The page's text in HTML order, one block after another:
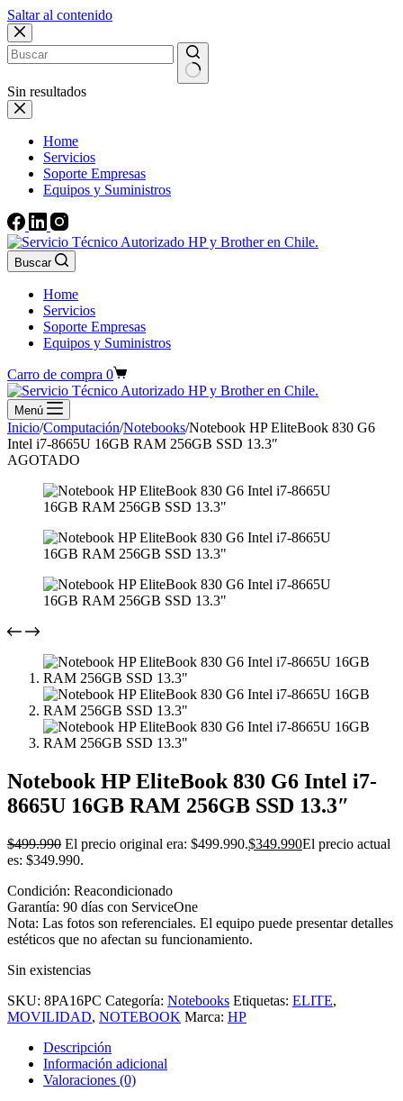
Saltar al contenido
Sin resultados
Home
Servicios
Soporte Empresas
Equipos y Suministros
Buscar
Home
Servicios
Soporte Empresas
Equipos y Suministros
Carro de compra 0
Menú
Inicio/Computación/Notebooks/Notebook HP EliteBook 830 G6
Intel i7-8665U 16GB RAM 256GB SSD 13.3″
AGOTADO
Notebook HP EliteBook 830 G6 Intel i7-
8665U 16GB RAM 256GB SSD 13.3″
$499.990 El precio original era: $499.990.$349.990El precio actual
es: $349.990.
Condición: Reacondicionado
Garantía: 90 días con ServiceOne
Nota: Las fotos son referenciales. El equipo puede presentar detalles
estéticos que no afectan su funcionamiento.
Sin existencias
SKU: 8PA16PC Categoría: Notebooks Etiquetas: ELITE,
MOVILIDAD, NOTEBOOK Marca: HP
Descripción
Información adicional
Valoraciones (0)